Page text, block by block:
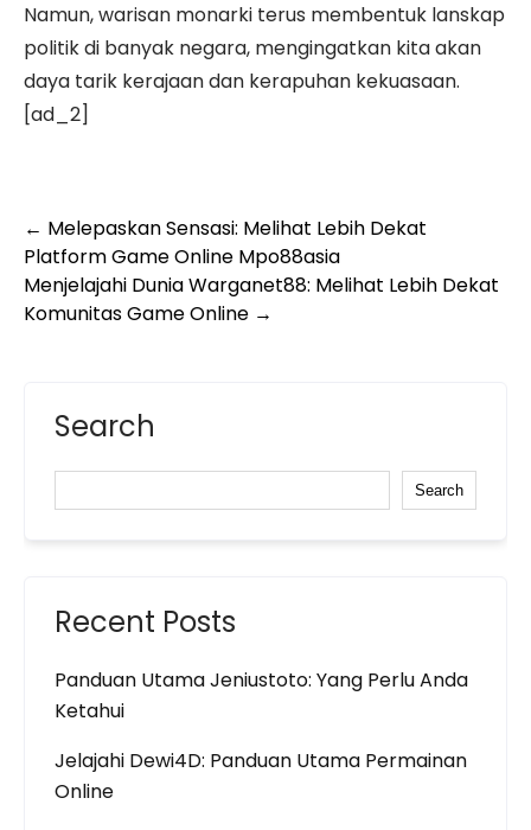
Namun, warisan monarki terus membentuk lanskap
politik di banyak negara, mengingatkan kita akan
daya tarik kerajaan dan kerapuhan kekuasaan.
[ad_2]
Post
navigation
← Melepaskan Sensasi: Melihat Lebih Dekat
Platform Game Online Mpo88asia
Menjelajahi Dunia Warganet88: Melihat Lebih Dekat
Komunitas Game Online →
Search
Search
Recent Posts
Panduan Utama Jeniustoto: Yang Perlu Anda
Ketahui
Jelajahi Dewi4D: Panduan Utama Permainan
Online